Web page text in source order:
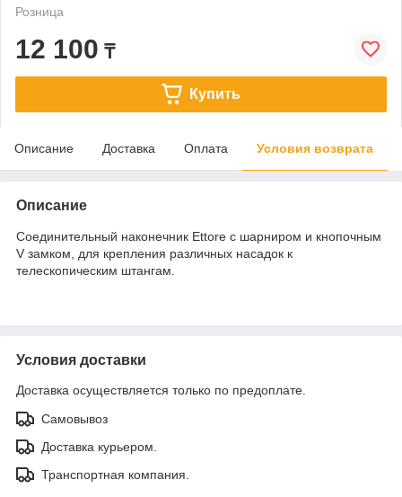
Розница
12 100 ₸
Купить
Описание Доставка Оплата Условия возврата
Описание
Соединительный наконечник Ettore с шарниром и кнопочным
V замком, для крепления различных насадок к
телескопическим штангам.
Условия доставки
Доставка осуществляется только по предоплате.
Самовывоз
Доставка курьером.
Транспортная компания.